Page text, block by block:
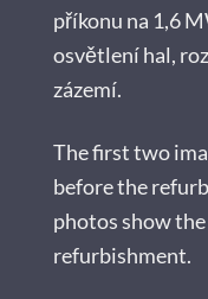
příkonu na 1,6
osvětlení hal,
zázemí.
The first two
before the
photos show
refurbishment.